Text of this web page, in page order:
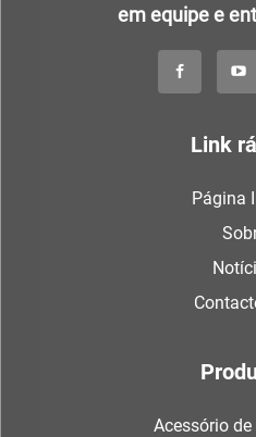
em equipe e
Link
Página
Acessório